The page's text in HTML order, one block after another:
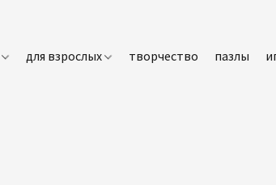
для взрослых творчество пазлы